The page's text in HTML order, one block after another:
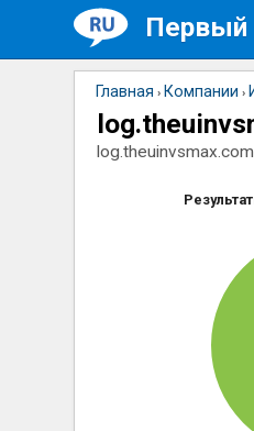
Первый
Главная › Компании ›